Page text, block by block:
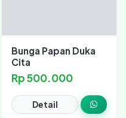
Bunga Papan Duka
Cita
Rp 500.000
Detail